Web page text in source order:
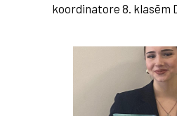
koordinatore 8. klasēm